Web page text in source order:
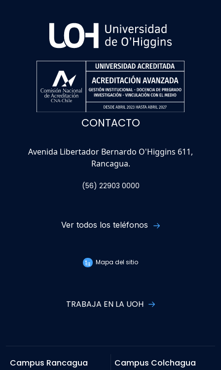
CONTACTO
Avenida Libertador Bernardo O'Higgins 611,
Rancagua.
(56) 22903 0000
Ver todos los teléfonos
Mapa del sitio
TRABAJA EN LA UOH
Campus Rancagua Campus Colchagua